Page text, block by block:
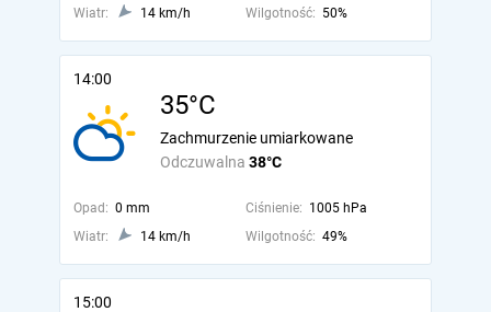
Wiatr:
14 km/h Wilgotność: 50%
14:00
35°C
Odczuwalna 38°C
Zachmurzenie umiarkowane
Opad: 0 mm Ciśnienie: 1005 hPa
Wiatr:
14 km/h Wilgotność: 49%
15:00